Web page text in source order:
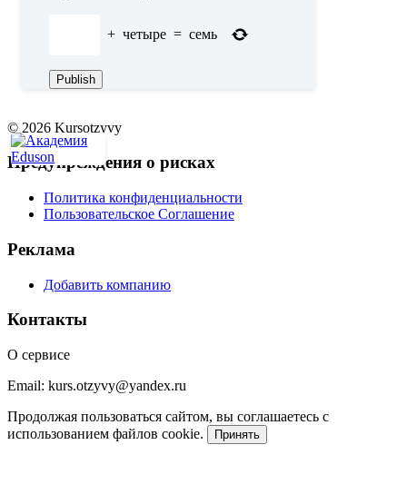
+ четыре = семь
© 2026 Kursotzyvy
Предупреждения о рисках
Политика конфиденциальности
Пользовательское Соглашение
Реклама
Добавить компанию
Контакты
О сервисе
Email: kurs.otzyvy@yandex.ru
Продолжая пользоваться сайтом, вы соглашаетесь с
использованием файлов cookie.
Принять